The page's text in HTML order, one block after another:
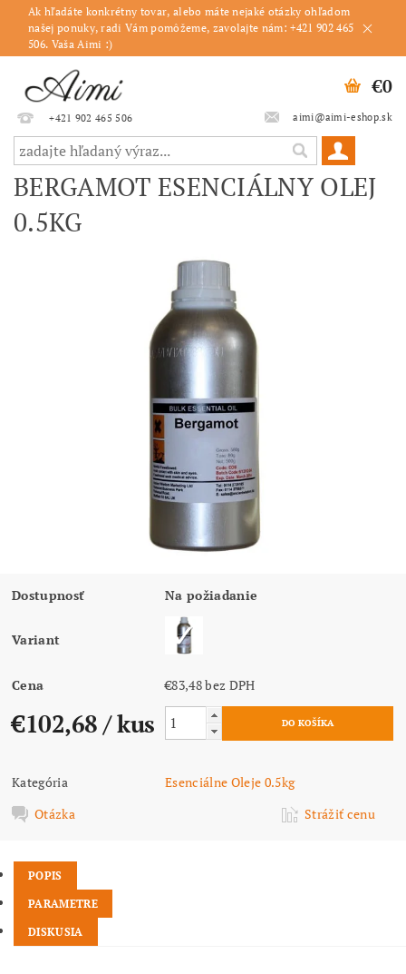
Ak hľadáte konkrétny tovar, alebo máte nejaké otázky ohľadom
našej ponuky, radi Vám pomôžeme, zavolajte nám: +421 902 465
506. Vaša Aimi :)
+421 902 465 506 aimi@aimi-eshop.sk
€0
BERGAMOT ESENCIÁLNY OLEJ
0.5KG
Dostupnosť Na požiadanie
Variant
Cena €83,48 bez DPH
€102,68/ kus
Kategória
Esenciálne Oleje 0.5kg
Otázka
Strážiť cenu
POPIS
PARAMETRE
DISKUSIA